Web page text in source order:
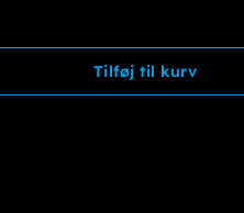
Tilføj til kurv